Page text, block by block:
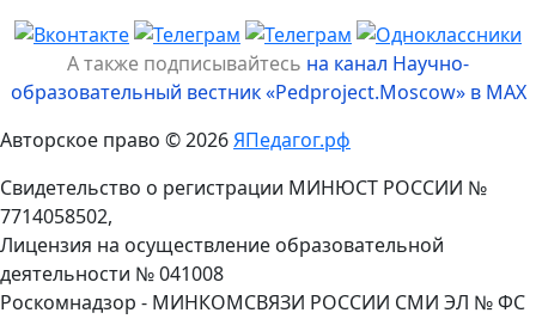
А также подписывайтесь на канал Научно-
образовательный вестник «Pedproject.Moscow» в MAX
Авторское право © 2026ЯПедагог.рф
Свидетельство о регистрации МИНЮСТ РОССИИ №
7714058502,
Лицензия на осуществление образовательной
деятельности № 041008
Роскомнадзор - МИНКОМСВЯЗИ РОССИИ СМИ ЭЛ № ФС